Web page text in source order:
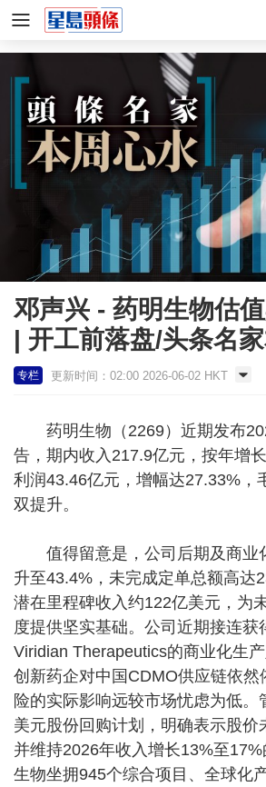
邓声兴 - 药明生物估
| 开工前落盘/头条名
专栏 更新时间：02:00 2026-06-02 HKT
药明生物（2269）近期发布
告，期内收入217.9亿元，按年增
利润43.46亿元，增幅达27.33%，
双提升。
值得留意是，公司后期及商业
升至43.4%，未完成定单总额高达
潜在里程碑收入约122亿美元，为
度提供坚实基础。公司近期接连获
Viridian Therapeutics的商业化生
创新药企对中国CDMO供应链依然
险的实际影响远较市场忧虑为低。
美元股份回购计划，明确表示股价
并维持2026年收入增长13%至
生物坐拥945个综合项目、全球化